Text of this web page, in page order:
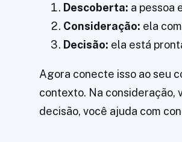
Descoberta: a pessoa
Consideração: ela
Decisão: ela está
Agora conecte isso ao seu
contexto. Na consideração,
decisão, você ajuda com